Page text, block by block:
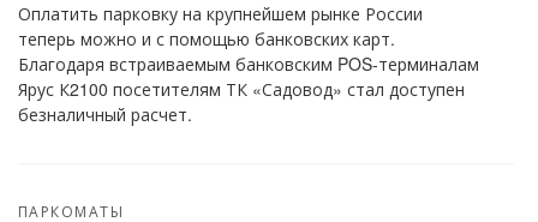
Оплатить парковку на крупнейшем рынке России
теперь можно и с помощью банковских карт.
Благодаря встраиваемым банковским POS-терминалам
Ярус К2100 посетителям ТК «Садовод» стал доступен
безналичный расчет.
ПАРКОМАТЫ